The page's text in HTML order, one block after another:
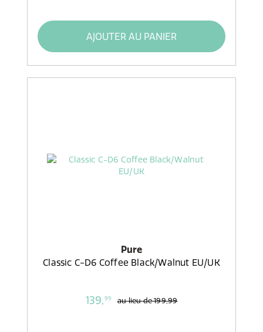
AJOUTER AU PANIER
Pure
Classic C-D6 Coffee Black/Walnut EU/UK
139,99 au lieu de199,99